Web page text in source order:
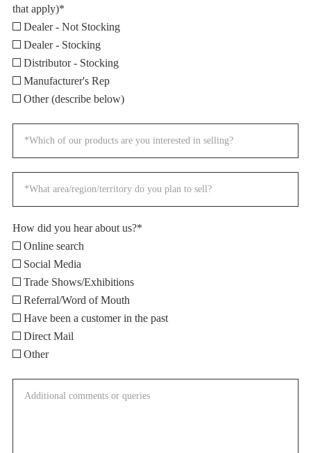
that apply)*
Dealer - Not Stocking
Dealer - Stocking
Distributor - Stocking
Manufacturer's Rep
Other (describe below)
How did you hear about us?*
Online search
Social Media
Trade Shows/Exhibitions
Referral/Word of Mouth
Have been a customer in the past
Direct Mail
Other